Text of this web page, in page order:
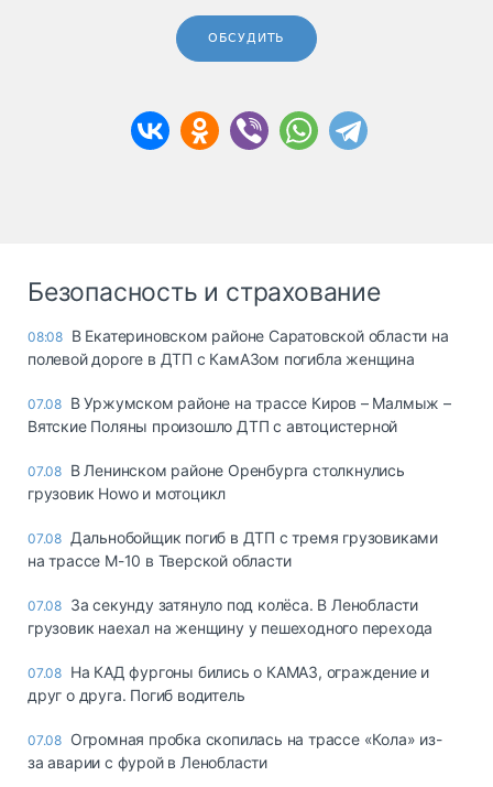
ОБСУДИТЬ
Безопасность и страхование
08:08 В Екатериновском районе Саратовской области на
полевой дороге в ДТП с КамАЗом погибла женщина
07.08 В Уржумском районе на трассе Киров – Малмыж –
Вятские Поляны произошло ДТП с автоцистерной
07.08 В Ленинском районе Оренбурга столкнулись
грузовик Howo и мотоцикл
07.08 Дальнобойщик погиб в ДТП с тремя грузовиками
на трассе М-10 в Тверской области
07.08 За секунду затянуло под колёса. В Ленобласти
грузовик наехал на женщину у пешеходного перехода
07.08 На КАД фургоны бились о КАМАЗ, ограждение и
друг о друга. Погиб водитель
07.08 Огромная пробка скопилась на трассе «Кола» из-
за аварии с фурой в Ленобласти